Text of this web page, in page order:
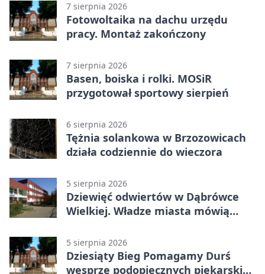
7 sierpnia 2026
Fotowoltaika na dachu urzędu
pracy. Montaż zakończony
7 sierpnia 2026
Basen, boiska i rolki. MOSiR
przygotował sportowy sierpień
6 sierpnia 2026
Tężnia solankowa w Brzozowicach
działa codziennie do wieczora
5 sierpnia 2026
Dziewięć odwiertów w Dąbrówce
Wielkiej. Władze miasta mówią
5 sierpnia 2026
Dziesiąty Bieg Pomagamy Durś
wesprze podopiecznych piekarskich